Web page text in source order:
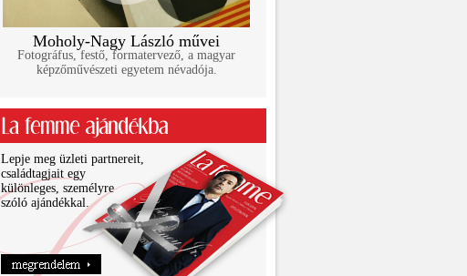
Moholy-Nagy László művei
Fotográfus, festő, formatervező, a magyar
képzőművészeti egyetem névadója.
Lepje meg üzleti partnereit,
családtagjait egy
különleges, személyre
szóló ajándékkal.